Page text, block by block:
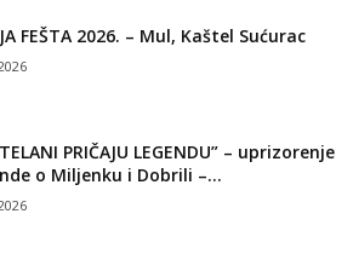
FEŠTA 2026. – Mul, Kaštel Sućurac
PRIČAJU LEGENDU” – uprizorenje
o Miljenku i Dobrili –...